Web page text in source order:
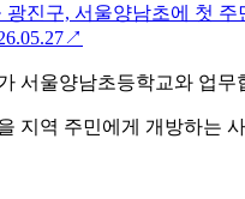
광진구, 서울양남초에 첫 주
↗
서울양남초등학교와 업무
지역 주민에게 개방하는